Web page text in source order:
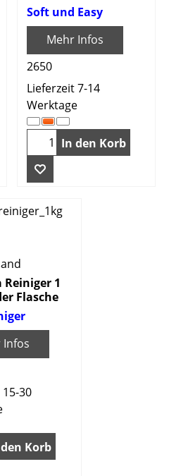
Soft und Easy
Mehr Infos
2650
Lieferzeit 7-14
Werktage
In den Korb
1
Flasche
Infos
30
Korb